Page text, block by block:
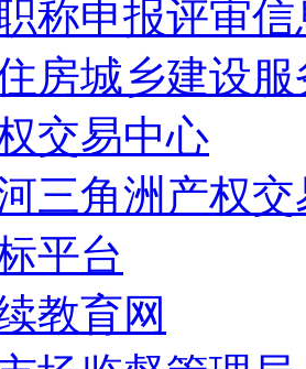
称申报评审
房城乡建设
交易中心
三角洲产权
平台
教育网